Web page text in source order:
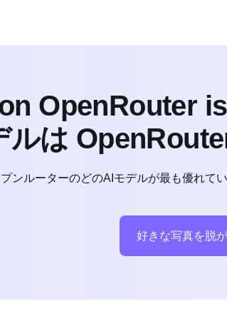
OpenRouter
ルは
ンルーターのどのAIモデルが最も優れて
好きな写真を脱